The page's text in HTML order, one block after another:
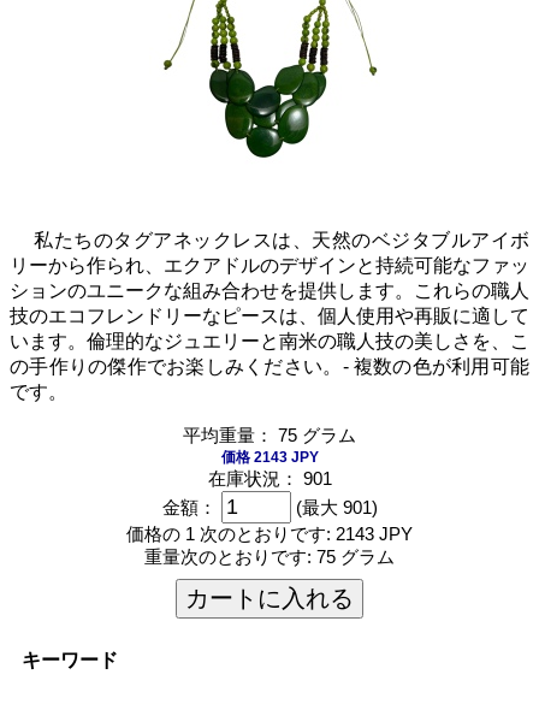
私たちのタグアネックレスは、天然のベジタブルアイボ
リーから作られ、エクアドルのデザインと持続可能なファッ
ションのユニークな組み合わせを提供します。これらの職人
技のエコフレンドリーなピースは、個人使用や再販に適して
います。倫理的なジュエリーと南米の職人技の美しさを、こ
の手作りの傑作でお楽しみください。- 複数の色が利用可能
です。
平均重量： 75 グラム
価格 2143 JPY
在庫状況： 901
金額：
(最大 901)
価格の 1 次のとおりです: 2143 JPY
重量次のとおりです: 75 グラム
カートに入れる
キーワード